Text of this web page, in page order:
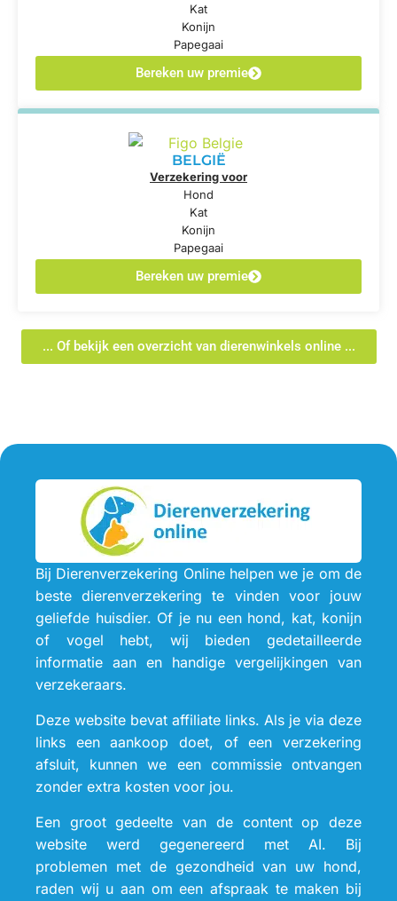
Kat
Konijn
Papegaai
Bereken uw premie
BELGIË
Verzekering voor
Hond
Kat
Konijn
Papegaai
Bereken uw premie
... Of bekijk een overzicht van dierenwinkels online ...
Bij Dierenverzekering Online helpen we je om de
beste dierenverzekering te vinden voor jouw
geliefde huisdier. Of je nu een hond, kat, konijn
of vogel hebt, wij bieden gedetailleerde
informatie aan en handige vergelijkingen van
verzekeraars.
Deze website bevat affiliate links. Als je via deze
links een aankoop doet, of een verzekering
afsluit, kunnen we een commissie ontvangen
zonder extra kosten voor jou.
Een groot gedeelte van de content op deze
website werd gegenereerd met AI. Bij
problemen met de gezondheid van uw hond,
raden wij u aan om een afspraak te maken bij